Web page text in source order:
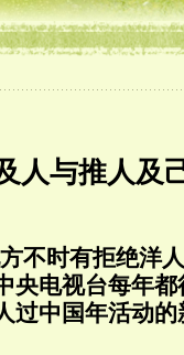
人与推人及
不时有拒绝洋
央电视台每年
过中国年活动